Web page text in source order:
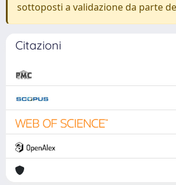
sottoposti a validazione da parte
Citazioni